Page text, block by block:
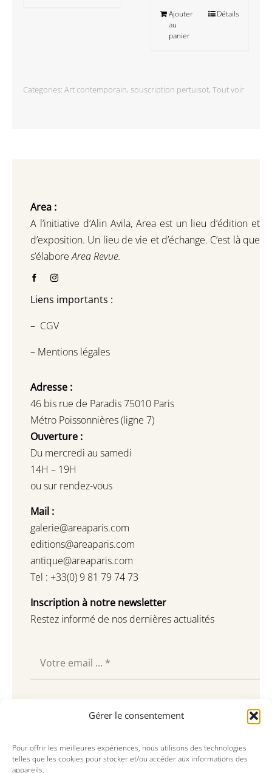
Gérer le consentement
Pour offrir les meilleures expériences, nous utilisons des technologies
telles que les cookies pour stocker et/ou accéder aux informations des
appareils.
Ajouter
au
panier
Détails
Categories: Art contemporain, souscription pertuisot, Tout voir
Area :
A l’initiative d’Alin Avila, Area est un lieu d’édition et
d’exposition. Un lieu de vie et d’échange. C’est là que
s’élaboreArea Revue.
Liens importants :
– CGV
– Mentions légales
Adresse :
46 bis rue de Paradis 75010 Paris
Métro Poissonnières (ligne 7)
Ouverture :
Du mercredi au samedi
14H – 19H
ou sur rendez-vous
Mail :
galerie@areaparis.com
editions@areaparis.com
antique@areaparis.com
Tel : +33(0) 9 81 79 74 73
Inscription à notre newsletter
Restez informé de nos dernières actualités
Souscrire